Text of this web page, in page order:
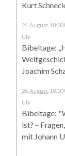
Kurt Schneck
24. August, 18:00
Uhr
Bibeltage:
Joachim
26. August, 18:00
Uhr
Bibeltage:
ist? –
mit Johann